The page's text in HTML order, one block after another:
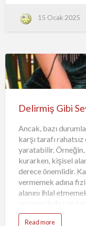
zedeleyebilir.
zorlaştırabilir ve
için önemlidir.
anlamaya çalışmak
önleyebilir. Empati,
15 Ocak 2025
Ancak, bazı
karşı tarafı
yaratabilir.
kurarken, kişisel
derece önemlidir.
vermemek adına
alanını ihlal
çerçevesinde
ise duygusal
Read more